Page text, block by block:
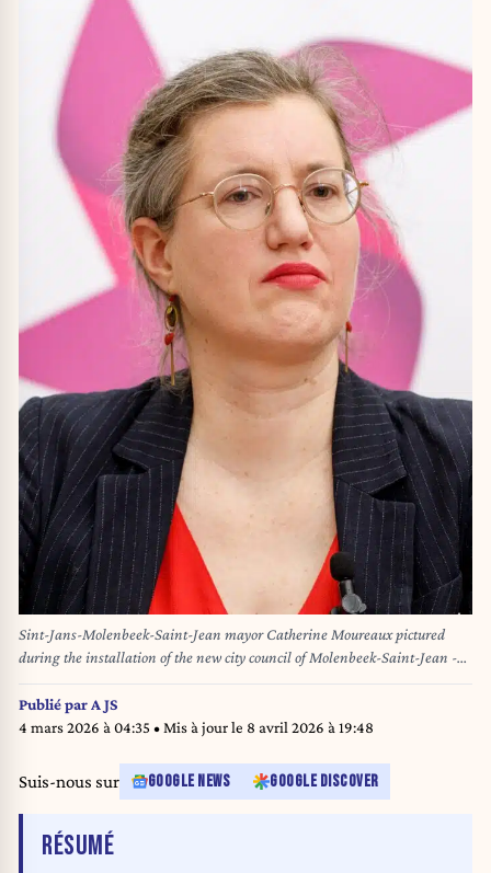
Sint-Jans-Molenbeek-Saint-Jean mayor Catherine Moureaux pictured
during the installation of the new city council of Molenbeek-Saint-Jean -
Sint-Jans-Molenbeek, on Friday 06 December 2024 in Brussels. PS-
Vooruit, PTB/PVDA and Molenbeek Autrement reached an agreement to for
a city council coalition, after the last local elections. BELGA PHOTO
Publié parA JS
4 mars 2026 à 04:35 • Mis à jour le 8 avril 2026 à 19:48
Suis-nous sur GOOGLE NEWS GOOGLE DISCOVER
RÉSUMÉDE L'ARTICLE